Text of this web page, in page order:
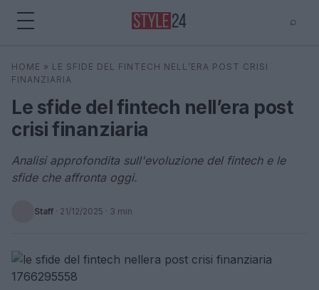
⌕
Cerca ⌕
HOME » LE SFIDE DEL FINTECH NELL’ERA POST CRISI
FINANZIARIA
Le sfide del fintech nell’era post
crisi finanziaria
Analisi approfondita sull'evoluzione del fintech e le
sfide che affronta oggi.
Staff · 21/12/2025 · 3 min